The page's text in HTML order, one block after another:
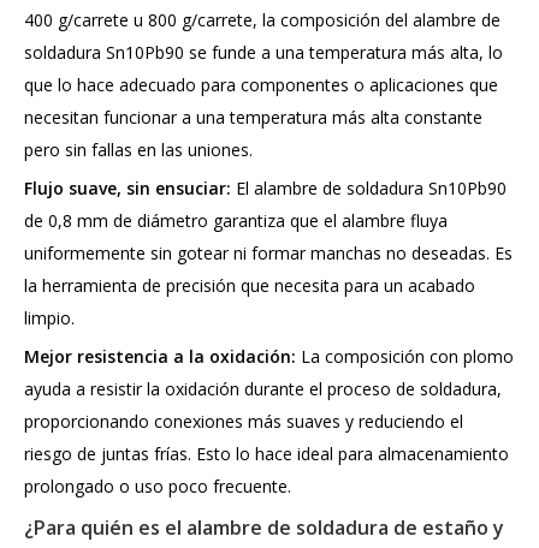
400 g/carrete u 800 g/carrete, la composición del alambre de
soldadura Sn10Pb90 se funde a una temperatura más alta, lo
que lo hace adecuado para componentes o aplicaciones que
necesitan funcionar a una temperatura más alta constante
pero sin fallas en las uniones.
Flujo suave, sin ensuciar: El alambre de soldadura Sn10Pb90
de 0,8 mm de diámetro garantiza que el alambre fluya
uniformemente sin gotear ni formar manchas no deseadas. Es
la herramienta de precisión que necesita para un acabado
limpio.
Mejor resistencia a la oxidación: La composición con plomo
ayuda a resistir la oxidación durante el proceso de soldadura,
proporcionando conexiones más suaves y reduciendo el
riesgo de juntas frías. Esto lo hace ideal para almacenamiento
prolongado o uso poco frecuente.
¿Para quién es el alambre de soldadura de estaño y